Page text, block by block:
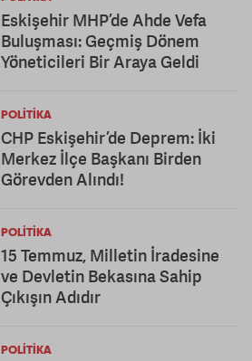
Eskişehir MHP’de Ahde Vefa
Buluşması: Geçmiş Dönem
Yöneticileri Bir Araya Geldi
POLITIKA
CHP Eskişehir’de Deprem: İki
Merkez İlçe Başkanı Birden
Görevden Alındı!
POLITIKA
15 Temmuz, Milletin İradesine
ve Devletin Bekasına Sahip
Çıkışın Adıdır
POLITIKA